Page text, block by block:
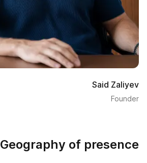
Said Zaliyev
Founder
Geography of presence